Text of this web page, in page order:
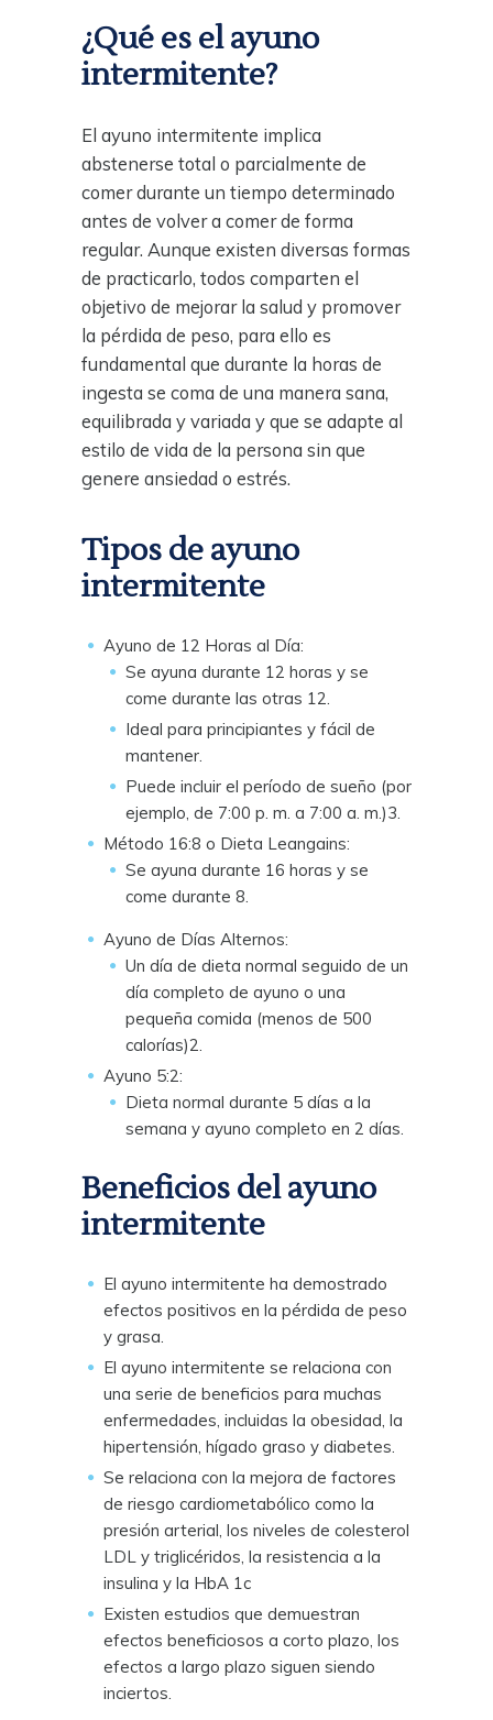
¿Qué es el ayuno
intermitente?
El ayuno intermitente implica
abstenerse total o parcialmente de
comer durante un tiempo determinado
antes de volver a comer de forma
regular. Aunque existen diversas formas
de practicarlo, todos comparten el
objetivo de mejorar la salud y promover
la pérdida de peso, para ello es
fundamental que durante la horas de
ingesta se coma de una manera sana,
equilibrada y variada y que se adapte al
estilo de vida de la persona sin que
genere ansiedad o estrés.
Tipos de ayuno
intermitente
Ayuno de 12 Horas al Día:
Se ayuna durante 12 horas y se
come durante las otras 12.
Ideal para principiantes y fácil de
mantener.
Puede incluir el período de sueño (por
ejemplo, de 7:00 p. m. a 7:00 a. m.)3.
Método 16:8 o Dieta Leangains:
Se ayuna durante 16 horas y se
come durante 8.
Ayuno de Días Alternos:
Un día de dieta normal seguido de un
día completo de ayuno o una
pequeña comida (menos de 500
calorías)2.
Ayuno 5:2:
Dieta normal durante 5 días a la
semana y ayuno completo en 2 días.
Beneficios del ayuno
intermitente
El ayuno intermitente ha demostrado
efectos positivos en la pérdida de peso
y grasa.
El ayuno intermitente se relaciona con
una serie de beneficios para muchas
enfermedades, incluidas la obesidad, la
hipertensión, hígado graso y diabetes.
Se relaciona con la mejora de factores
de riesgo cardiometabólico como la
presión arterial, los niveles de colesterol
LDL y triglicéridos, la resistencia a la
insulina y la HbA 1c
Existen estudios que demuestran
efectos beneficiosos a corto plazo, los
efectos a largo plazo siguen siendo
inciertos.